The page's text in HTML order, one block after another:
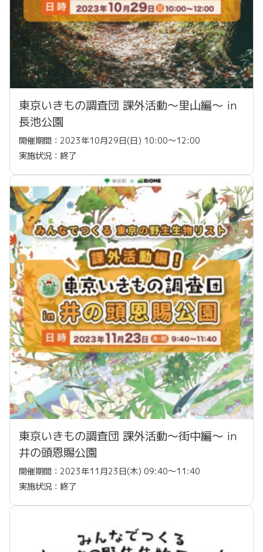
東京いきもの調査団 課外活動〜里山編〜 in
長池公園
開催期間：2023年10月29日(日) 10:00〜12:00
実施状況：終了
東京いきもの調査団 課外活動〜街中編〜 in
井の頭恩賜公園
開催期間：2023年11月23日(木) 09:40〜11:40
実施状況：終了